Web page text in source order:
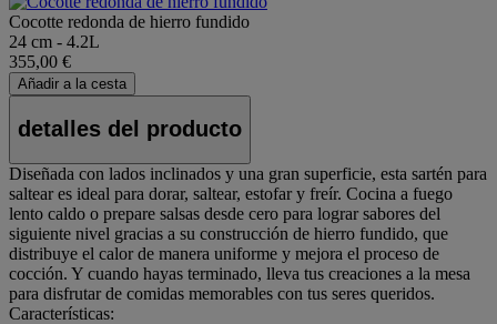
Cocotte redonda de hierro fundido
24 cm - 4.2L
355,00 €
Añadir a la cesta
detalles del producto
Diseñada con lados inclinados y una gran superficie, esta sartén para
saltear es ideal para dorar, saltear, estofar y freír. Cocina a fuego
lento caldo o prepare salsas desde cero para lograr sabores del
siguiente nivel gracias a su construcción de hierro fundido, que
distribuye el calor de manera uniforme y mejora el proceso de
cocción. Y cuando hayas terminado, lleva tus creaciones a la mesa
para disfrutar de comidas memorables con tus seres queridos.
Características: